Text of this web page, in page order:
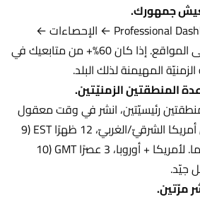
افتح إنستقرام ← Professional Dashboard ← الإحصاءات ←
إجماليّ المتابعين ← أعلى المواقع. إذا كان 60%+ من متابعيك في
المهيمنة لذلك البلد.
رئيسيّتين، انشر في وقت معقول
لكليهما. لتقسيم ساحل أمريكا الشرقيّ/الغربيّ، 12 ظهرًا EST (9
صباحًا PST) يلتقط كليهما. لأمريكا + أوروبا، 3 عصرًا GMT (10